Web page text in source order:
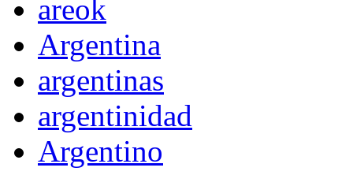
areok
Argentina
argentinas
argentinidad
Argentino